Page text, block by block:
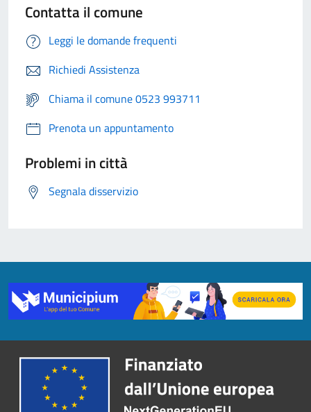
Contatta il comune
Leggi le domande frequenti
Richiedi Assistenza
Chiama il comune 0523 993711
Prenota un appuntamento
Problemi in città
Segnala disservizio